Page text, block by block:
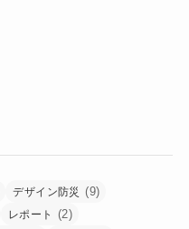
デザイン防災 (9)
レポート (2)